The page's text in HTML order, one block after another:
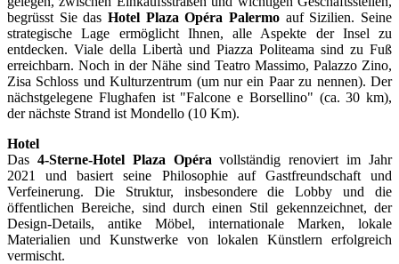
begrüsst Sie das Hotel Plaza Opéra Palermo auf Sizilien. Seine
strategische Lage ermöglicht Ihnen, alle Aspekte der Insel zu
entdecken. Viale della Libertà und Piazza Politeama sind zu Fuß
erreichbarn. Noch in der Nähe sind Teatro Massimo, Palazzo Zino,
Zisa Schloss und Kulturzentrum (um nur ein Paar zu nennen). Der
nächstgelegene Flughafen ist "Falcone e Borsellino" (ca. 30 km),
der nächste Strand ist Mondello (10 Km).
Hotel
Das 4-Sterne-Hotel Plaza Opéravollständig renoviert im Jahr
2021 und basiert seine Philosophie auf Gastfreundschaft und
Verfeinerung. Die Struktur, insbesondere die Lobby und die
öffentlichen Bereiche, sind durch einen Stil gekennzeichnet, der
Design-Details, antike Möbel, internationale Marken, lokale
Materialien und Kunstwerke von lokalen Künstlern erfolgreich
vermischt.